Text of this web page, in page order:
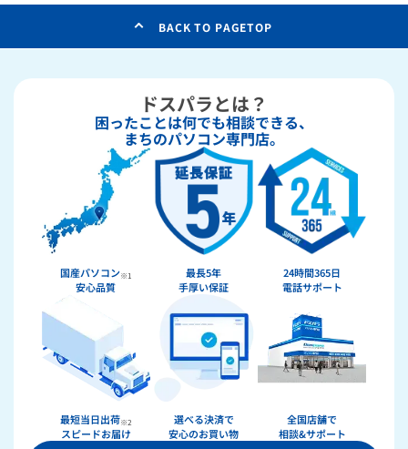
ドスパラ
BACK TO PAGETOP
ドスパラとは？
困ったことは何でも相談できる、
まちのパソコン専門店。
国産パソコン※1
安心品質
最長5年
手厚い保証
24時間365日
電話サポート
最短当日出荷※2
スピードお届け
選べる決済で
安心のお買い物
全国店舗で
相談&サポート